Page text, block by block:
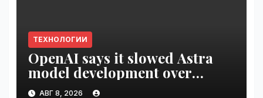
ТЕХНОЛОГИИ
OpenAI says it slowed Astra
model development over
security concerns | VseTime.ru
АВГ 8, 2026